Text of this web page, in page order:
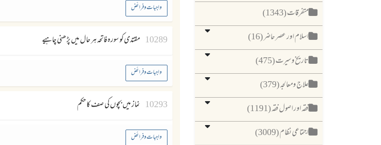
متفرقات (1343)
اسلام اور عصر حاضر (16)
تاریخ وسیرت (475)
علاج ومعالجہ (379)
فقہ اور اصول فقہ (1191)
اجتماعی نظام (3009)
واجبات وفرائض
10289 مقتدی کو سورہ فاتحہ ہر حال میں پڑھنی چاہیے
واجبات وفرائض
10293 نماز میں بچوں کی صف کا حکم
واجبات وفرائض